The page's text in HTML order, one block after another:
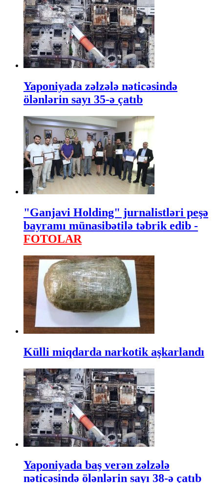
Yaponiyada zəlzələ nəticəsində
ölənlərin sayı 35-ə çatıb
"Ganjavi Holding" jurnalistləri peşə
bayramı münasibətilə təbrik edib -
FOTOLAR
Külli miqdarda narkotik aşkarlandı
Yaponiyada baş verən zəlzələ
nəticəsində ölənlərin sayı 38-ə çatıb